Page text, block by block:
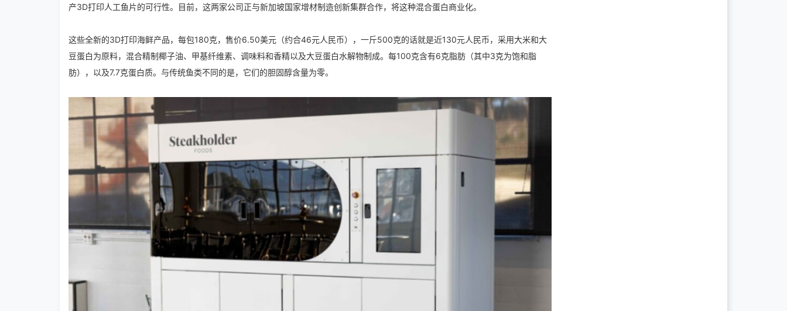
产3D打印人工鱼片的可行性。目前，这两家公司正与新加坡国家增材制造创新集群合作，将这种混合蛋白商业化。
这些全新的3D打印海鲜产品，每包180克，售价6.50美元（约合46元人民币），一斤500克的话就是近130元人民币，采用大米和大
豆蛋白为原料，混合精制椰子油、甲基纤维素、调味料和香精以及大豆蛋白水解物制成。每100克含有6克脂肪（其中3克为饱和脂
肪），以及7.7克蛋白质。与传统鱼类不同的是，它们的胆固醇含量为零。